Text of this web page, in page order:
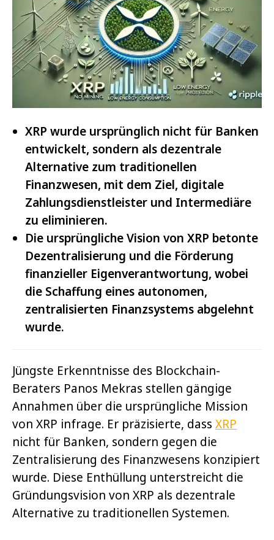
XRP wurde ursprünglich nicht für Banken
entwickelt, sondern als dezentrale
Alternative zum traditionellen
Finanzwesen, mit dem Ziel, digitale
Zahlungsdienstleister und Intermediäre
zu eliminieren.
Die ursprüngliche Vision von XRP betonte
Dezentralisierung und die Förderung
finanzieller Eigenverantwortung, wobei
die Schaffung eines autonomen,
zentralisierten Finanzsystems abgelehnt
wurde.
Jüngste Erkenntnisse des Blockchain-
Beraters Panos Mekras stellen gängige
Annahmen über die ursprüngliche Mission
von XRP infrage. Er präzisierte, dass XRP
nicht für Banken, sondern gegen die
Zentralisierung des Finanzwesens konzipiert
wurde. Diese Enthüllung unterstreicht die
Gründungsvision von XRP als dezentrale
Alternative zu traditionellen Systemen.